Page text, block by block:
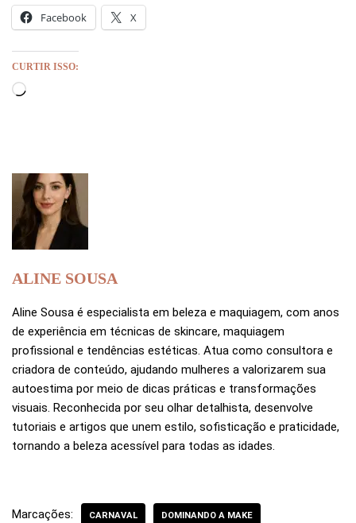
Facebook X
CURTIR ISSO:
ALINE SOUSA
Aline Sousa é especialista em beleza e maquiagem, com anos
de experiência em técnicas de skincare, maquiagem
profissional e tendências estéticas. Atua como consultora e
criadora de conteúdo, ajudando mulheres a valorizarem sua
autoestima por meio de dicas práticas e transformações
visuais. Reconhecida por seu olhar detalhista, desenvolve
tutoriais e artigos que unem estilo, sofisticação e praticidade,
tornando a beleza acessível para todas as idades.
Marcações: CARNAVAL DOMINANDO A MAKE